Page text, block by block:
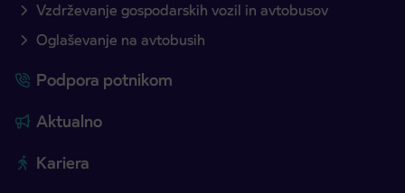
Vzdrževanje gospodarskih vozil in avtobusov
Oglaševanje na avtobusih
Podpora potnikom
Aktualno
Kariera